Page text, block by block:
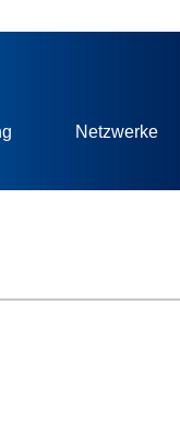
Netzwerke